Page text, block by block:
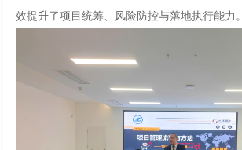
效提升了项目统筹、风险防控与落地执行能力。